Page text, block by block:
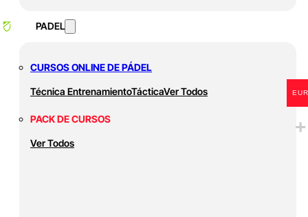
PADEL
CURSOS ONLINE DE PÁDEL
Técnica EntrenamientoTácticaVer Todos
PACK DE CURSOS
Ver Todos
EUR